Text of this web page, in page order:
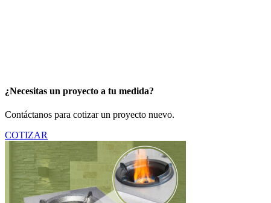
¿Necesitas un proyecto a tu medida?
Contáctanos para cotizar un proyecto nuevo.
COTIZAR